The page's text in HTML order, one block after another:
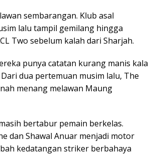
sembarangan. Klub asal
lalu tampil gemilang hingga
Two sebelum kalah dari Sharjah.
punya catatan kurang manis kala
dua pertemuan musim lalu, The
menang melawan Maung
bertabur pemain berkelas.
dan Shawal Anuar menjadi motor
kedatangan striker berbahaya